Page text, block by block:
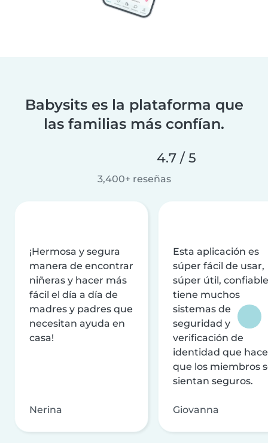
Babysits es la plataforma que
las familias más confían.
4.7 / 5
3,400+ reseñas
¡Hermosa y segura
manera de encontrar
niñeras y hacer más
fácil el día a día de
madres y padres que
necesitan ayuda en
casa!
Nerina
Esta aplicación es
súper fácil de usar,
súper útil,
tiene muchos
sistemas de
seguridad y
verificación de
identidad que
que los miembros
sientan seguros.
Giovanna